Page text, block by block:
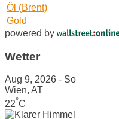
Öl (Brent)
Gold
powered by
Wetter
Aug 9, 2026 - So
Wien, AT
22°C